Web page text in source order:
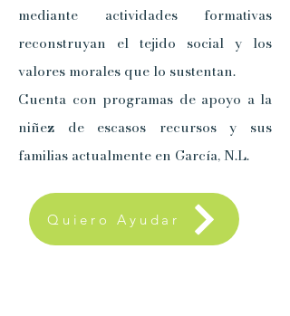
mediante actividades formativas
reconstruyan el tejido social y los
valores morales que lo sustentan.
Cuenta con programas de apoyo a la
niñez de escasos recursos y sus
familias actualmente en García, N.L.
Quiero Ayudar